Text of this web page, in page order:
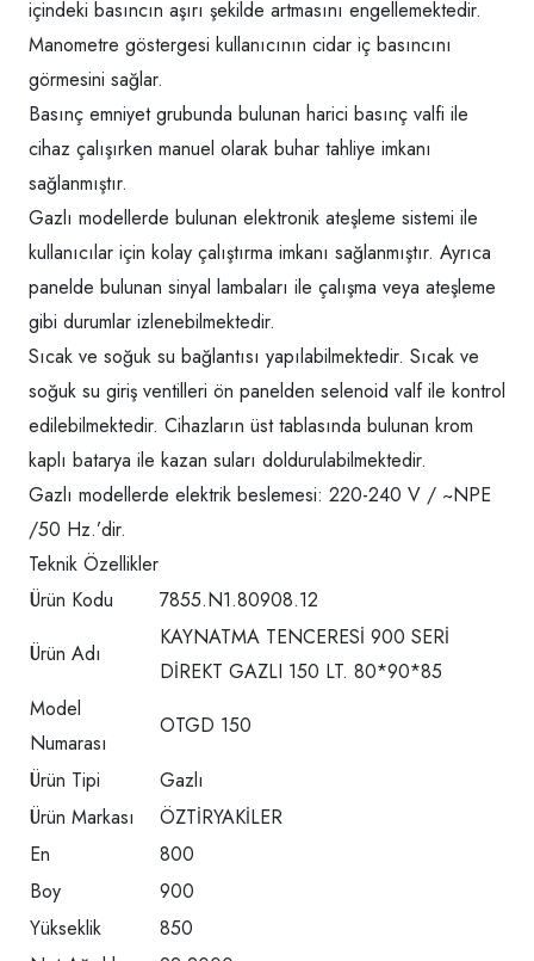
içindeki basıncın aşırı şekilde artmasını engellemektedir.
Manometre göstergesi kullanıcının cidar iç basıncını
görmesini sağlar.
Basınç emniyet grubunda bulunan harici basınç valfi ile
cihaz çalışırken manuel olarak buhar tahliye imkanı
sağlanmıştır.
Gazlı modellerde bulunan elektronik ateşleme sistemi ile
kullanıcılar için kolay çalıştırma imkanı sağlanmıştır. Ayrıca
panelde bulunan sinyal lambaları ile çalışma veya ateşleme
gibi durumlar izlenebilmektedir.
Sıcak ve soğuk su bağlantısı yapılabilmektedir. Sıcak ve
soğuk su giriş ventilleri ön panelden selenoid valf ile kontrol
edilebilmektedir. Cihazların üst tablasında bulunan krom
kaplı batarya ile kazan suları doldurulabilmektedir.
Gazlı modellerde elektrik beslemesi: 220-240 V / ~NPE
/50 Hz.’dir.
Teknik Özellikler
Ürün Kodu
7855.N1.80908.12
Ürün Adı
KAYNATMA TENCERESİ 900 SERİ
DİREKT GAZLI 150 LT. 80*90*85
Model
Numarası
OTGD 150
Ürün Tipi
Gazlı
Ürün Markası
ÖZTİRYAKİLER
En
800
Boy
900
Yükseklik
850